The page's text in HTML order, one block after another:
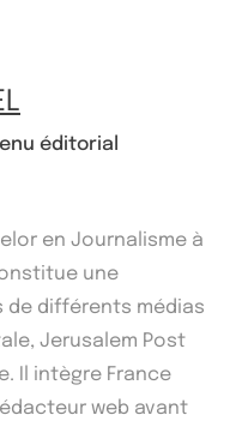
éditorial
en Journalisme à
une
de différents médias
Jerusalem Post
Il intègre France
web avant